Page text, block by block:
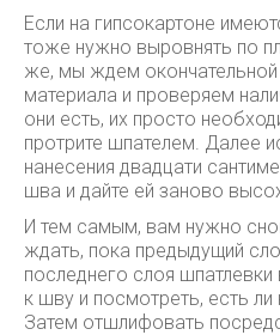
Если на гипсокартоне
тоже нужно выровнять по
же, мы ждем окончательной
материала и проверяем
они есть, их просто
протрите шпателем. Далее
нанесения двадцати
шва и дайте ей заново
И тем самым, вам нужно
ждать, пока предыдущий
последнего слоя
к шву и посмотреть, есть ли
Затем отшлифовать